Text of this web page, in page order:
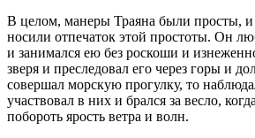
В целом, манеры Траяна были просты, и
носили отпечаток этой простоты. Он
и занимался ею без роскоши и
зверя и преследовал его через горы и
совершал морскую прогулку, то
участвовал в них и брался за весло,
побороть ярость ветра и волн.